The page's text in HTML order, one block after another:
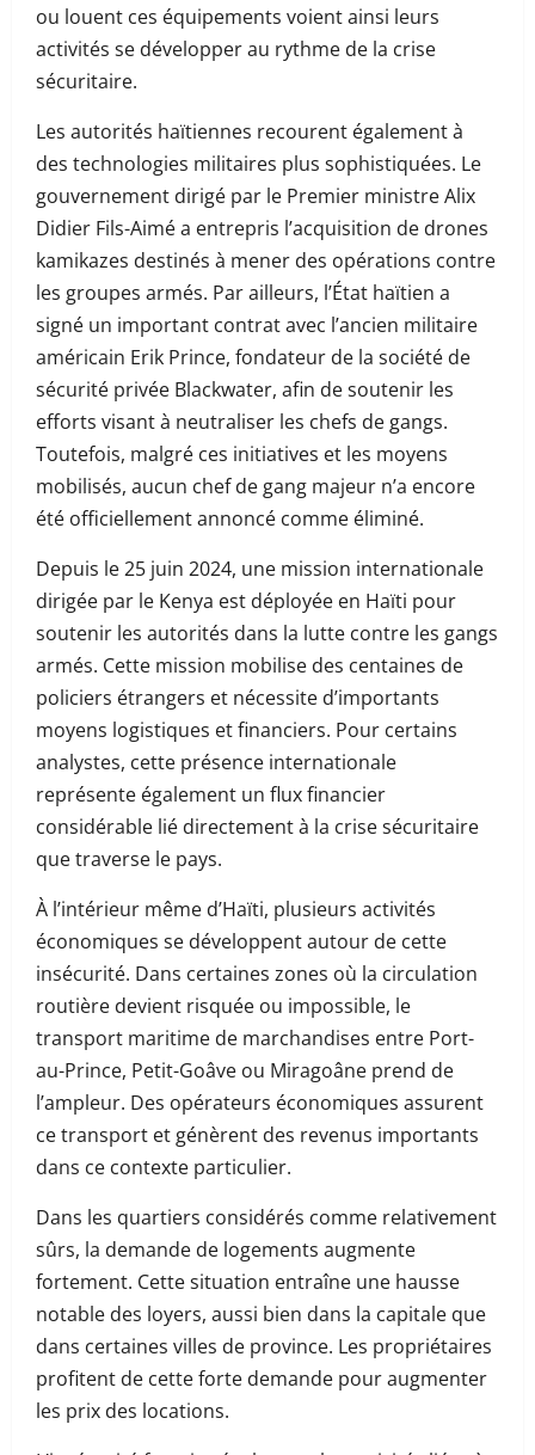
ou louent ces équipements voient ainsi leurs
activités se développer au rythme de la crise
sécuritaire.
Les autorités haïtiennes recourent également à
des technologies militaires plus sophistiquées. Le
gouvernement dirigé par le Premier ministre Alix
Didier Fils-Aimé a entrepris l’acquisition de drones
kamikazes destinés à mener des opérations contre
les groupes armés. Par ailleurs, l’État haïtien a
signé un important contrat avec l’ancien militaire
américain Erik Prince, fondateur de la société de
sécurité privée Blackwater, afin de soutenir les
efforts visant à neutraliser les chefs de gangs.
Toutefois, malgré ces initiatives et les moyens
mobilisés, aucun chef de gang majeur n’a encore
été officiellement annoncé comme éliminé.
Depuis le 25 juin 2024, une mission internationale
dirigée par le Kenya est déployée en Haïti pour
soutenir les autorités dans la lutte contre les gangs
armés. Cette mission mobilise des centaines de
policiers étrangers et nécessite d’importants
moyens logistiques et financiers. Pour certains
analystes, cette présence internationale
représente également un flux financier
considérable lié directement à la crise sécuritaire
que traverse le pays.
À l’intérieur même d’Haïti, plusieurs activités
économiques se développent autour de cette
insécurité. Dans certaines zones où la circulation
routière devient risquée ou impossible, le
transport maritime de marchandises entre Port-
au-Prince, Petit-Goâve ou Miragoâne prend de
l’ampleur. Des opérateurs économiques assurent
ce transport et génèrent des revenus importants
dans ce contexte particulier.
Dans les quartiers considérés comme relativement
sûrs, la demande de logements augmente
fortement. Cette situation entraîne une hausse
notable des loyers, aussi bien dans la capitale que
dans certaines villes de province. Les propriétaires
profitent de cette forte demande pour augmenter
les prix des locations.